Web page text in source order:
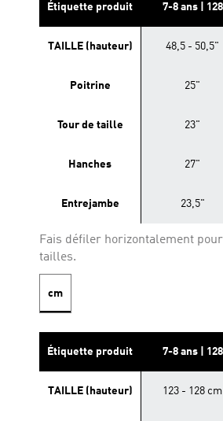
Étiquette produit 7-8 ans | 128
TAILLE (hauteur) 48,5 - 50,5"
Poitrine 25"
Tour de taille 23"
Hanches 27"
Entrejambe 23,5"
Fais défiler horizontalement
tailles.
cm
Étiquette produit 7-8 ans | 128
TAILLE (hauteur) 123 - 128 cm